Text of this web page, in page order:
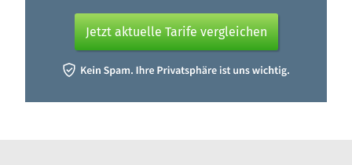
Jetzt aktuelle Tarife vergleichen